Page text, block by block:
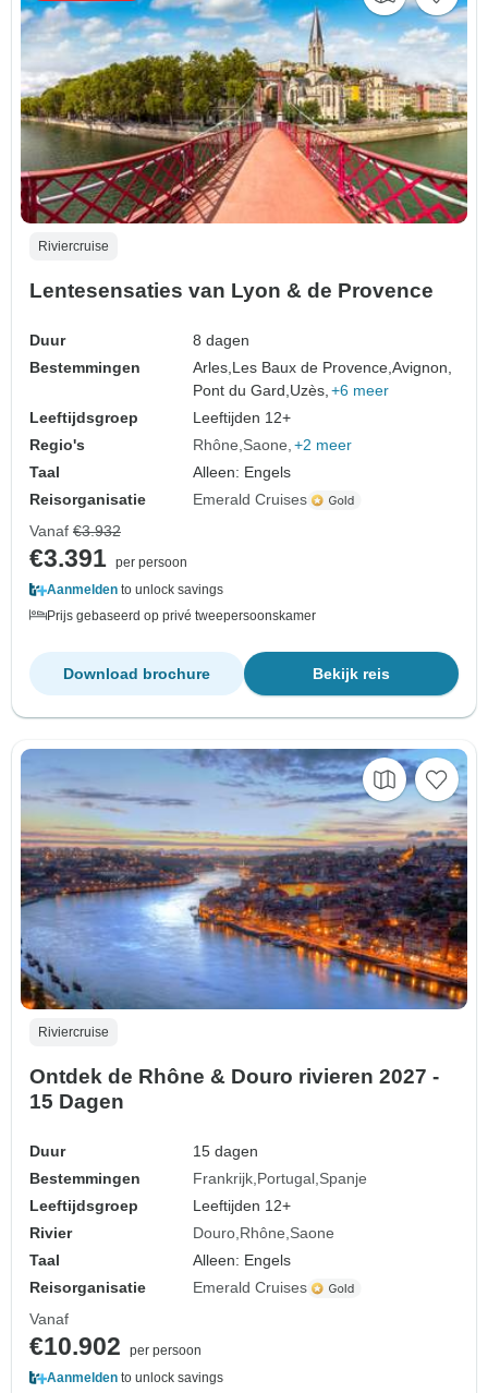
Riviercruise
Lentesensaties van Lyon & de Provence
Duur
8 dagen
Bestemmingen
Arles, Les Baux de Provence,Avignon,
Pont du Gard, Uzès, +6 meer
Leeftijdsgroep
Leeftijden 12+
Regio's
Rhône Saone +2 meer
Taal
Alleen: Engels
Reisorganisatie
Emerald Cruises
Vanaf €3.932
€3.391 per persoon
Aanmelden to unlock savings
Prijs gebaseerd op privé tweepersoonskamer
Bekijk reis
Download brochure
Riviercruise
Ontdek de Rhône & Douro rivieren 2027 -
15 Dagen
Duur
15 dagen
Bestemmingen
Frankrijk Portugal Spanje
Leeftijdsgroep
Leeftijden 12+
Rivier
Douro Rhône Saone
Taal
Alleen: Engels
Reisorganisatie
Emerald Cruises
Vanaf
€10.902
per persoon
Aanmelden to unlock savings